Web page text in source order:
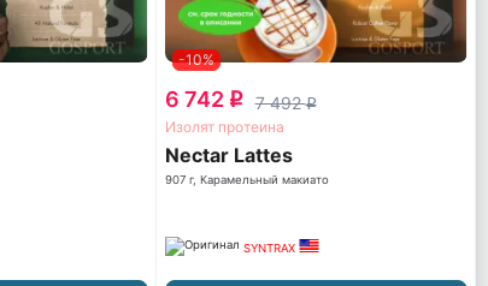
-10%
6 742 q 7 492q
Изолят протеина
Nectar Lattes
907 г, Карамельный макиато
SYNTRAX